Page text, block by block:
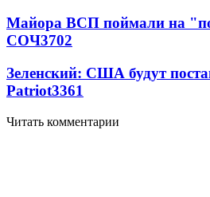
Майора ВСП поймали на
СОЧ3702
Зеленский: США будут
Patriot3361
Читать комментарии